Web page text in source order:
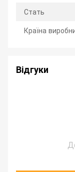
Стать
Країна
Відгуки